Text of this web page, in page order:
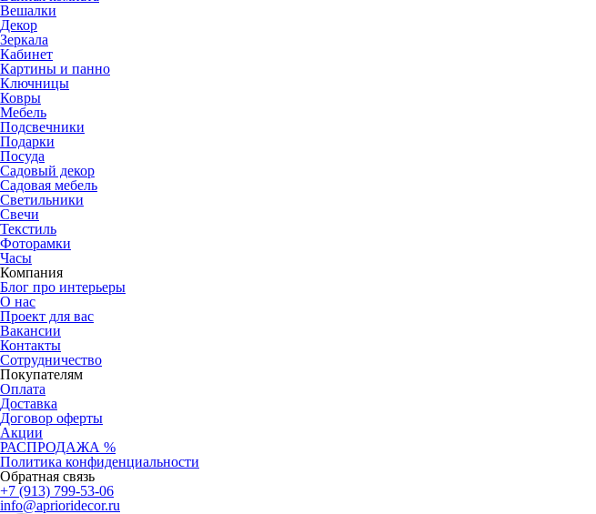
Вешалки
Декор
Зеркала
Кабинет
Картины и панно
Ключницы
Ковры
Мебель
Подсвечники
Подарки
Посуда
Садовый декор
Садовая мебель
Светильники
Свечи
Текстиль
Фоторамки
Часы
Компания
Блог про интерьеры
О нас
Проект для вас
Вакансии
Контакты
Сотрудничество
Покупателям
Оплата
Доставка
Договор оферты
Акции
РАСПРОДАЖА %
Политика конфиденциальности
Обратная связь
+7 (913) 799-53-06
info@aprioridecor.ru